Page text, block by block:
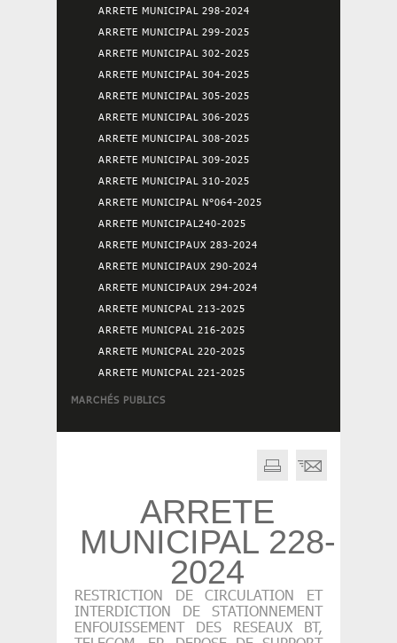
ARRETE MUNICIPAL 298-2024
ARRETE MUNICIPAL 299-2025
ARRETE MUNICIPAL 302-2025
ARRETE MUNICIPAL 304-2025
ARRETE MUNICIPAL 305-2025
ARRETE MUNICIPAL 306-2025
ARRETE MUNICIPAL 308-2025
ARRETE MUNICIPAL 309-2025
ARRETE MUNICIPAL 310-2025
ARRETE MUNICIPAL N°064-2025
ARRETE MUNICIPAL240-2025
ARRETE MUNICIPAUX 283-2024
ARRETE MUNICIPAUX 290-2024
ARRETE MUNICIPAUX 294-2024
ARRETE MUNICPAL 213-2025
ARRETE MUNICPAL 216-2025
ARRETE MUNICPAL 220-2025
ARRETE MUNICPAL 221-2025
MARCHÉS PUBLICS
ARRETE
MUNICIPAL 228-
2024
RESTRICTION DE CIRCULATION ET
INTERDICTION DE STATIONNEMENT
ENFOUISSEMENT DES RESEAUX BT,